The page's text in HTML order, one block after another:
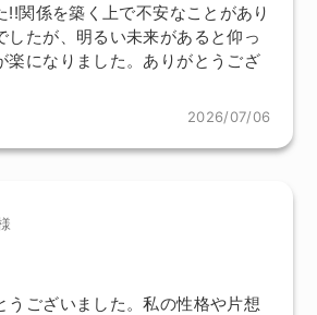
!!関係を築く上で不安なことがあり
したが、明るい未来があると仰っ
楽になりました。ありがとうござ
2026/07/06
うございました。私の性格や片想